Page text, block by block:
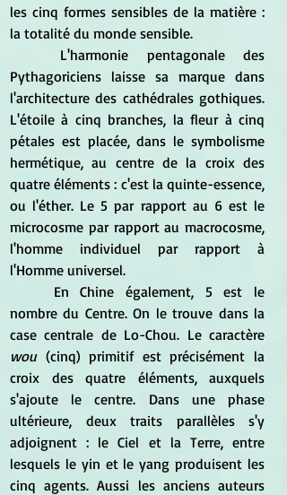
les cinq formes sensibles de la matière :
la totalité du monde sensible.
Pythagoriciens laisse sa marque dans
l'architecture des cathédrales gothiques.
L'étoile à cinq branches, la fleur à cinq
pétales est placée, dans le symbolisme
hermétique, au centre de la croix des
quatre éléments : c'est la quinte-essence,
ou l'éther. Le 5 par rapport au 6 est le
microcosme par rapport au macrocosme,
l'homme individuel par rapport à
l'Homme universel.
nombre du Centre. On le trouve dans la
case centrale de Lo-Chou. Le caractère
wou (cinq) primitif est précisément la
croix des quatre éléments, auxquels
s'ajoute le centre. Dans une phase
ultérieure, deux traits parallèles s'y
adjoignent : le Ciel et la Terre, entre
lesquels le yin et le yang produisent les
cinq agents. Aussi les anciens auteurs